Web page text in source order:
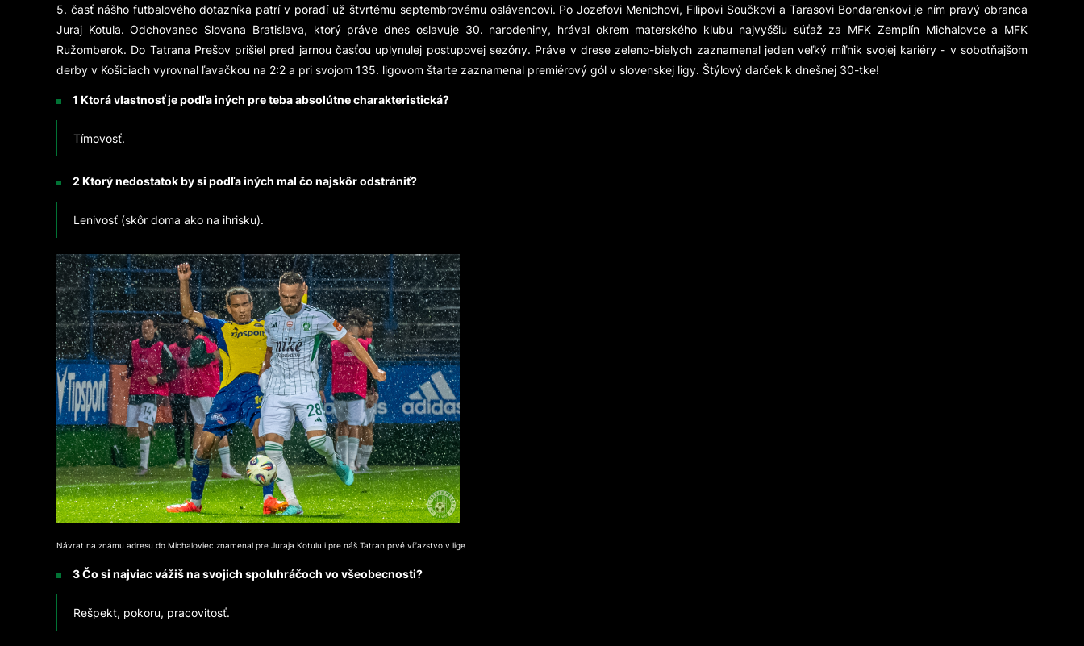
5. časť nášho futbalového dotazníka patrí v poradí už štvrtému septembrovému oslávencovi. Po Jozefovi Menichovi, Filipovi Součkovi a Tarasovi Bondarenkovi je ním pravý obranca
Juraj Kotula. Odchovanec Slovana Bratislava, ktorý práve dnes oslavuje 30. narodeniny, hrával okrem materského klubu najvyššiu súťaž za MFK Zemplín Michalovce a MFK
Ružomberok. Do Tatrana Prešov prišiel pred jarnou časťou uplynulej postupovej sezóny. Práve v drese zeleno-bielych zaznamenal jeden veľký míľnik svojej kariéry - v sobotňajšom
derby v Košiciach vyrovnal ľavačkou na 2:2 a pri svojom 135. ligovom štarte zaznamenal premiérový gól v slovenskej ligy. Štýlový darček k dnešnej 30-tke!
1 Ktorá vlastnosť je podľa iných pre teba absolútne charakteristická?
Tímovosť.
2 Ktorý nedostatok by si podľa iných mal čo najskôr odstrániť?
Lenivosť (skôr doma ako na ihrisku).
Návrat na známu adresu do Michaloviec znamenal pre Juraja Kotulu i pre náš Tatran prvé víťazstvo v lige
3 Čo si najviac vážiš na svojich spoluhráčoch vo všeobecnosti?
Rešpekt, pokoru, pracovitosť.